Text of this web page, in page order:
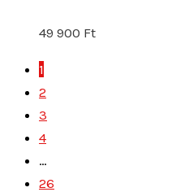
49 900 Ft
1
2
3
4
…
26